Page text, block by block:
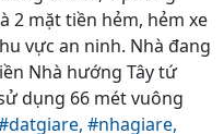
2 mặt tiền hẻm, hẻm xe
vực an ninh. Nhà đang
Nhà hướng Tây tứ
dụng 66 mét vuông
#nhagiare,